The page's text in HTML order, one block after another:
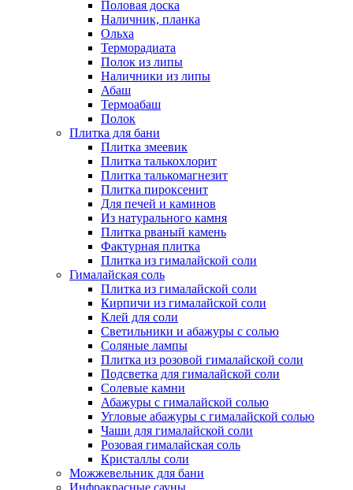
Половая доска
Наличник, планка
Ольха
Терморадиата
Полок из липы
Наличники из липы
Абаш
Термоабаш
Полок
Плитка для бани
Плитка змеевик
Плитка талькохлорит
Плитка талькомагнезит
Плитка пироксенит
Для печей и каминов
Из натурального камня
Плитка рваный камень
Фактурная плитка
Плитка из гималайской соли
Гималайская соль
Плитка из гималайской соли
Кирпичи из гималайской соли
Клей для соли
Светильники и абажуры с солью
Соляные лампы
Плитка из розовой гималайской соли
Подсветка для гималайской соли
Солевые камни
Абажуры с гималайской солью
Угловые абажуры с гималайской солью
Чаши для гималайской соли
Розовая гималайская соль
Кристаллы соли
Можжевельник для бани
Инфракрасные сауны